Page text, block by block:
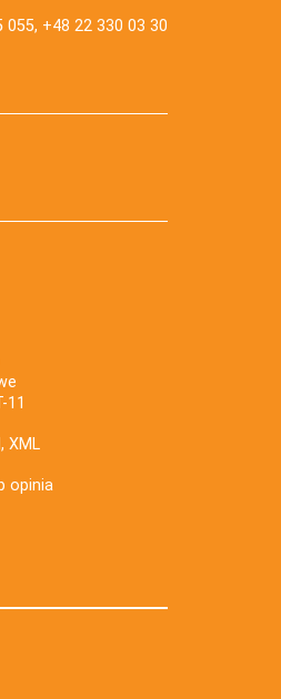
+48 22 330 03 30
11
XML
opinia